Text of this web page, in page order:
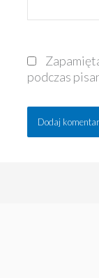
internetowa
podczas